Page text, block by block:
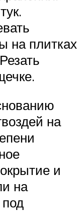
на плитках
на
и
на